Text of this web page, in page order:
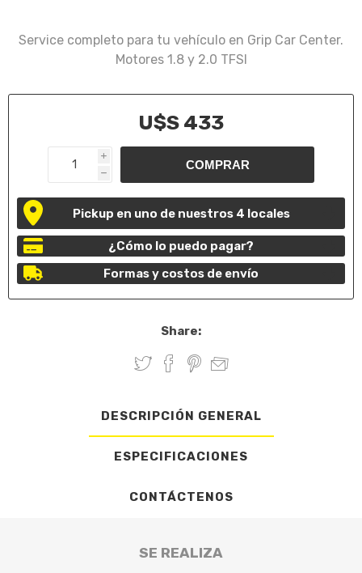
Service completo para tu vehículo en Grip Car Center.
Motores 1.8 y 2.0 TFSI
U$S 433
i
h
Pickup en uno de nuestros 4 locales
¿Cómo lo puedo pagar?
Formas y costos de envío
Share:
DESCRIPCIÓN GENERAL
ESPECIFICACIONES
CONTÁCTENOS
SE REALIZA